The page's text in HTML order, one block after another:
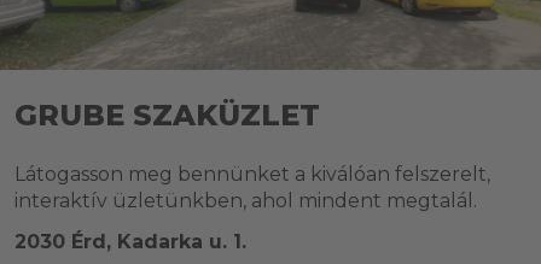
GRUBE SZAKÜZLET
Látogasson meg bennünket a kiválóan felszerelt,
interaktív üzletünkben, ahol mindent megtalál.
2030 Érd, Kadarka u. 1.